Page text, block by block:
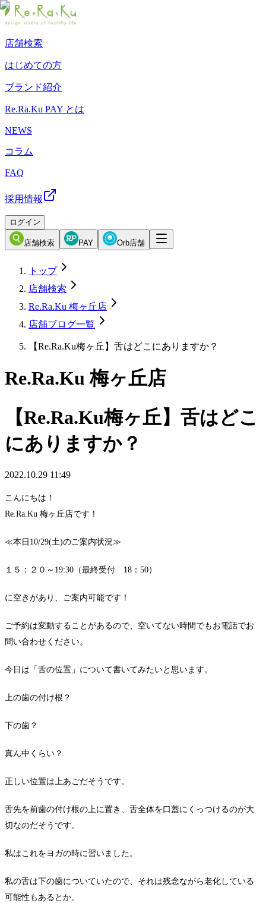
店舗検索
はじめての方
ブランド紹介
Re.Ra.Ku PAY とは
NEWS
コラム
FAQ
採用情報
ログイン
店舗検索 PAY Orb店舗
トップ
店舗検索
Re.Ra.Ku 梅ヶ丘店
店舗ブログ一覧
【Re.Ra.Ku梅ヶ丘】舌はどこにありますか？
Re.Ra.Ku 梅ヶ丘店
【Re.Ra.Ku梅ヶ丘】舌はどこ
にありますか？
2022.10.29 11:49
こんにちは！
Re.Ra.Ku 梅ヶ丘店です！
≪本日10/29(土)のご案内状況≫
１５：２０～19:30（最終受付 18：50）
に空きがあり、ご案内可能です！
ご予約は変動することがあるので、空いてない時間でもお電話でお
問い合わせください。
今日は「舌の位置」について書いてみたいと思います。
上の歯の付け根？
下の歯？
真ん中くらい？
正しい位置は上あごだそうです。
舌先を前歯の付け根の上に置き、舌全体を口蓋にくっつけるのが大
切なのだそうです。
私はこれをヨガの時に習いました。
私の舌は下の歯についていたので、それは残念ながら老化している
可能性もあるとか。